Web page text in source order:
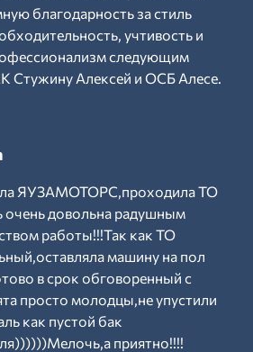
благодарность за стиль
учтивость и
следующим
Стужину Алексей и ОСБ Алесе.
ЯУЗАМОТОРС,проходила ТО
очень довольна радушным
работы!!!Так как ТО
машину на пол
в срок обговоренный с
просто молодцы,не упустили
как пустой бак
приятно!!!!